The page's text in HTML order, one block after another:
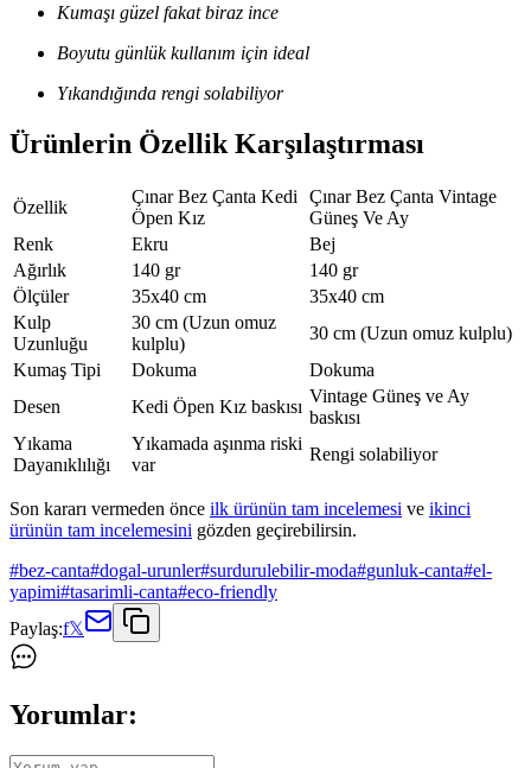
Kumaşı güzel fakat biraz ince
Boyutu günlük kullanım için ideal
Yıkandığında rengi solabiliyor
Ürünlerin Özellik Karşılaştırması
Özellik
Çınar Bez Çanta Kedi
Öpen Kız
Çınar Bez Çanta Vintage
Güneş Ve Ay
Renk
Ekru
Bej
Ağırlık
140 gr
140 gr
Ölçüler
35x40 cm
35x40 cm
Kulp
Uzunluğu
30 cm (Uzun omuz
kulplu)
30 cm (Uzun omuz kulplu)
Kumaş Tipi
Dokuma
Dokuma
Desen
Kedi Öpen Kız baskısı
Vintage Güneş ve Ay
baskısı
Yıkama
Dayanıklılığı
Yıkamada aşınma riski
var
Rengi solabiliyor
Son kararı vermeden önce ilk ürünün tam incelemesi ve ikinci
ürünün tam incelemesini gözden geçirebilirsin.
#bez-canta#dogal-urunler#surdurulebilir-moda#gunluk-canta#el-
yapimi#tasarimli-canta#eco-friendly
Paylaş:f𝕏
Yorumlar: